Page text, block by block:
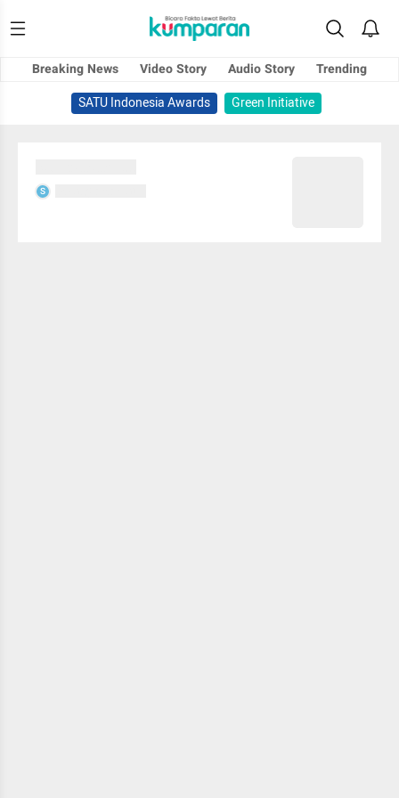
Breaking News Video Story Audio Story
Trending
SATU Indonesia Awards
Green Initiative
S